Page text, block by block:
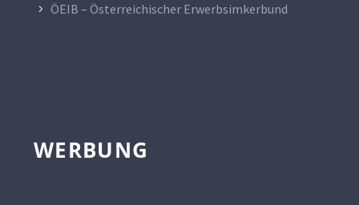
ÖEIB – Österreichischer Erwerbsimkerbund
WERBUNG